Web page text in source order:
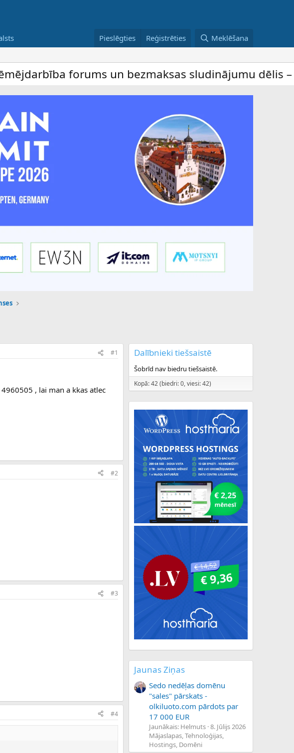
Pieslēgties Reģistrēties Meklēšana
forums un bezmaksas sludinājumu dēlis – dalība
#1
, lai man a kkas atlec
#2
#3
#4
Dalībnieki tiešsaistē
Šobrīd nav biedru tiešsaistē.
Kopā: 42 (biedri: 0, viesi: 42)
Jaunas Ziņas
Sedo nedēļas domēnu
"sales" pārskats -
olkiluoto.com pārdots par
17 000 EUR
Jaunākais: Helmuts 8. Jūlijs 2026
Mājaslapas, Tehnoloģijas,
Hostings, Domēni